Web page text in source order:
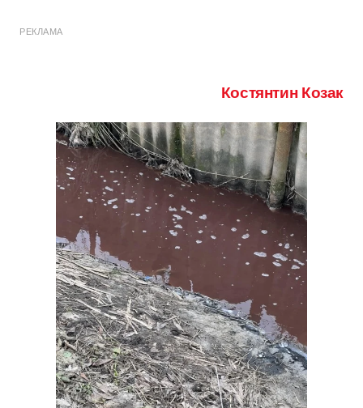
РЕКЛАМА
Костянтин Козак